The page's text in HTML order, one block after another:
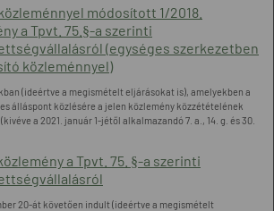
módosított 1/2018.
a Tpvt. 75.§-a szerinti
(egységes szerkezetben
közleménnyel)
(ideértve a megismételt eljárásokat is), amelyekben a
álláspont közlésére a jelen közlemény közzétételének
a 2021. január 1-jétől alkalmazandó 7. a., 14. g. és 30.
a Tpvt. 75. §-a szerinti
20-át követően indult (ideértve a megismételt